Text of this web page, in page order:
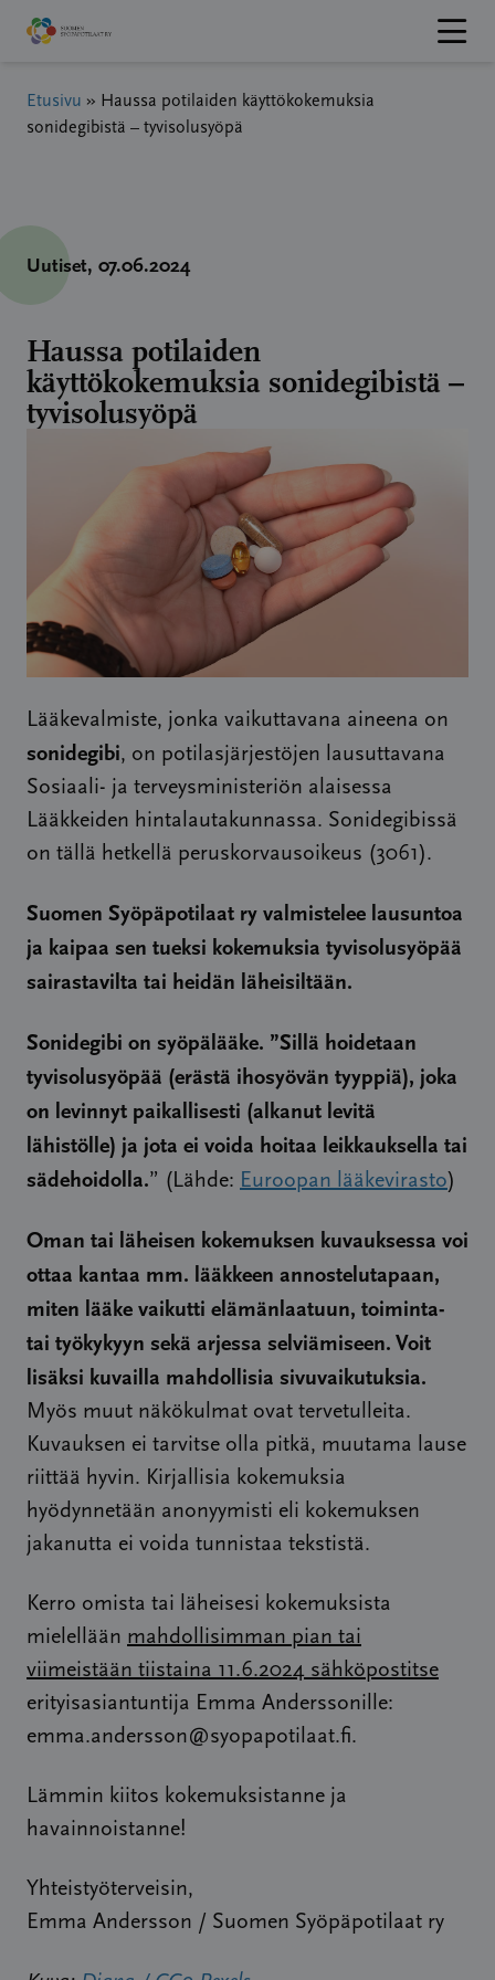
Hyppää
sisältöön
Etusivu » Haussa potilaiden käyttökokemuksia
sonidegibistä – tyvisolusyöpä
Uutiset, 07.06.2024
Haussa potilaiden
käyttökokemuksia sonidegibistä –
tyvisolusyöpä
Lääkevalmiste, jonka vaikuttavana aineena on
sonidegibi, on potilasjärjestöjen lausuttavana
Sosiaali- ja terveysministeriön alaisessa
Lääkkeiden hintalautakunnassa. Sonidegibissä
on tällä hetkellä peruskorvausoikeus (3061).
Suomen Syöpäpotilaat ry valmistelee lausuntoa
ja kaipaa sen tueksi kokemuksia tyvisolusyöpää
sairastavilta tai heidän läheisiltään.
Sonidegibi on syöpälääke. ”Sillä hoidetaan
tyvisolusyöpää (erästä ihosyövän tyyppiä), joka
on levinnyt paikallisesti (alkanut levitä
lähistölle) ja jota ei voida hoitaa leikkauksella tai
sädehoidolla.” (Lähde: Euroopan lääkevirasto)
Oman tai läheisen kokemuksen kuvauksessa voi
ottaa kantaa mm. lääkkeen annostelutapaan,
miten lääke vaikutti elämänlaatuun, toiminta-
tai työkykyyn sekä arjessa selviämiseen. Voit
lisäksi kuvailla mahdollisia sivuvaikutuksia.
Myös muut näkökulmat ovat tervetulleita.
Kuvauksen ei tarvitse olla pitkä, muutama lause
riittää hyvin. Kirjallisia kokemuksia
hyödynnetään anonyymisti eli kokemuksen
jakanutta ei voida tunnistaa tekstistä.
Kerro omista tai läheisesi kokemuksista
mielellään mahdollisimman pian tai
viimeistään tiistaina 11.6.2024 sähköpostitse
erityisasiantuntija Emma Anderssonille:
emma.andersson@syopapotilaat.fi.
Lämmin kiitos kokemuksistanne ja
havainnoistanne!
Yhteistyöterveisin,
Emma Andersson / Suomen Syöpäpotilaat ry